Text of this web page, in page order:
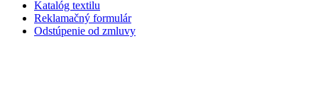
Katalóg textilu
Reklamačný formulár
Odstúpenie od zmluvy